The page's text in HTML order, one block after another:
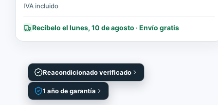
Reacondicionado verificado
1 año de garantía
IVA incluido
Recíbelo el lunes, 10 de agosto · Envío gratis